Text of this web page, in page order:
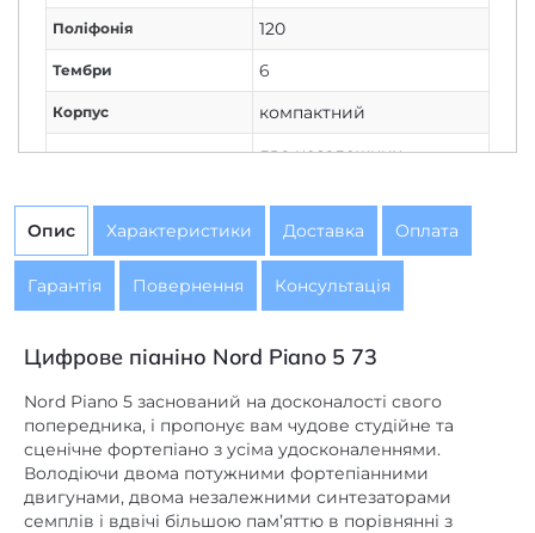
Поліфонія 120
Тембри 6
Корпус компактний
два незалежних
Вбудована пам'ять 1 ГБ
Кількість клавіш 73
Розмір клавіш повнорозмірні
Молоточкова механіка
Virtual Hammer Action
Чутливість клавіатури
до швидкості
натискання
Є
Накладення тембрів є
Опис Характеристики Доставка Оплата
Гарантія Повернення Консультація
Цифрове піаніно Nord Piano 5 73
Nord Piano 5 заснований на досконалості свого
попередника, і пропонує вам чудове студійне та
сценічне фортепіано з усіма удосконаленнями.
Володіючи двома потужними фортепіанними
двигунами, двома незалежними синтезаторами
семплів і вдвічі більшою пам’яттю в порівнянні з